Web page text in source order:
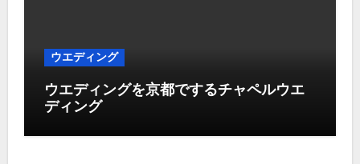
ウエディング
ウエディングを京都でするチャペルウエ
ディング